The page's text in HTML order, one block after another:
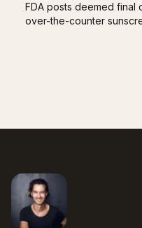
FDA posts deemed
over-the-counter